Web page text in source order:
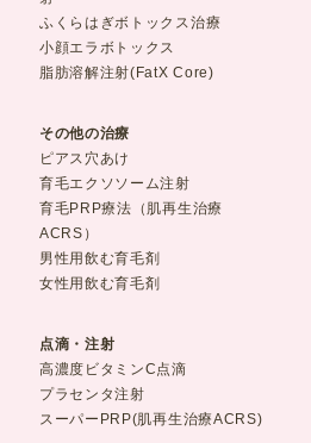
ふくらはぎボトックス治療
小顔エラボトックス
脂肪溶解注射(FatX Core)
その他の治療
ピアス穴あけ
育毛エクソソーム注射
育毛PRP療法（肌再生治療
ACRS）
男性用飲む育毛剤
女性用飲む育毛剤
点滴・注射
高濃度ビタミンC点滴
プラセンタ注射
スーパーPRP(肌再生治療ACRS)